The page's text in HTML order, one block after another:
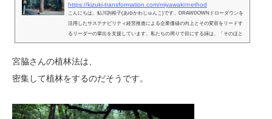
https://kizuki-transformation.com/miyawakiｍethod
こんにちは。鮎川詢裕子(あゆかわじゅんこ)です。DRAWDOWNドローダウンを
活用したサステナビリティ経営推進による企業価値の向上とその変容をリードす
るリーダーの輩出を支援しています。私たちの周りで目にする緑は、「そのほと
んどが本物ではない」とご存じですか？どういうことなのかというと、その多く
物とは何か？というと、その土地本来の植物です。仮に人間がいなかったとして
も、現状の立地気候が支持し得る植生です。これは、植物生態学上の概念で...
宮脇さんの植林法は、
密集して植林をするのだそうです。